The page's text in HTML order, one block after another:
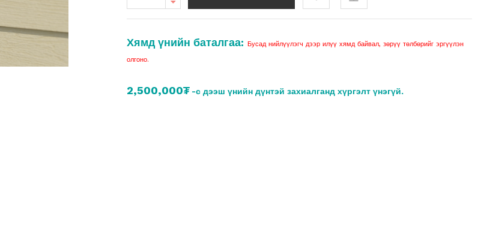
Хямд үнийн баталгаа: Бусад нийлүүлэгч дээр илүү хямд байвал, зөрүү төлбөрийг эргүүлэн
олгоно.
2,500,000₮ -с дээш үнийн дүнтэй захиалганд хүргэлт үнэгүй.